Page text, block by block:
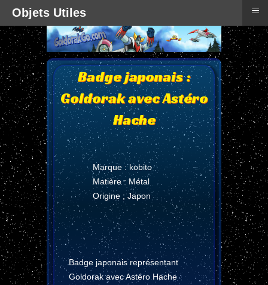
Badge japonais :
Goldorak avec Astéro
Hache
Marque : kobito
Matière : Métal
Origine ; Japon
Badge japonais représentant
Goldorak avec Astéro Hache
Objets Utiles ≡